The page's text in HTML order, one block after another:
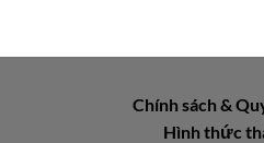
Chính sách &
Hình thức